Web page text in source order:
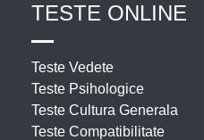
TESTE ONLINE
Teste Vedete
Teste Psihologice
Teste Cultura Generala
Teste Compatibilitate